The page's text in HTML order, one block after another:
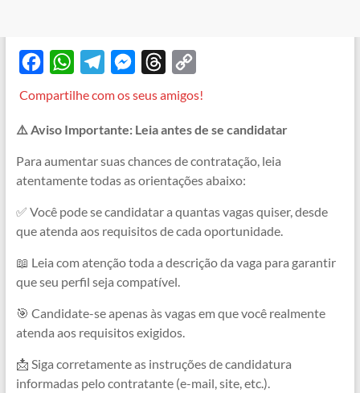
e
b
o
o
k
W
t
s
A
p
p
e
g
r
a
m
M
s
e
n
g
e
e
a
d
s
y
L
i
n
k
Compartilhe com os seus amigos!
⚠️ Aviso Importante: Leia antes de se candidatar
Para aumentar suas chances de contratação, leia
atentamente todas as orientações abaixo:
✅ Você pode se candidatar a quantas vagas quiser, desde
que atenda aos requisitos de cada oportunidade.
📖 Leia com atenção toda a descrição da vaga para garantir
que seu perfil seja compatível.
🎯 Candidate-se apenas às vagas em que você realmente
atenda aos requisitos exigidos.
📩 Siga corretamente as instruções de candidatura
informadas pelo contratante (e-mail, site, etc.).